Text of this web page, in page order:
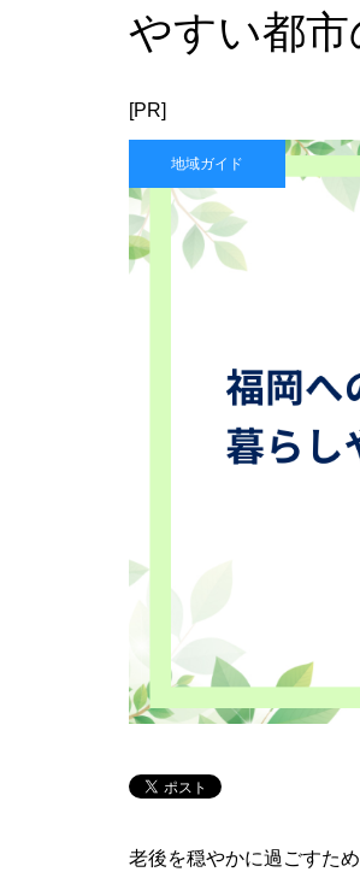
やすい都
[PR]
地域ガイド
老後を穏やかに過ごすた